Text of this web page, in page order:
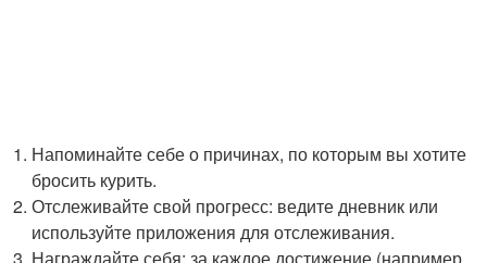
Напоминайте себе о причинах, по которым вы хотите
бросить курить.
Отслеживайте свой прогресс: ведите дневник или
используйте приложения для отслеживания.